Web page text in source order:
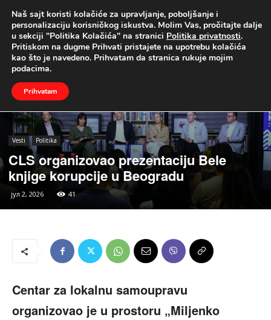
UŽIVO
Naslovna Vesti Politika
Vesti Politika
CLS organizovao prezentaciju Bele
knjige korupcije u Beogradu
јул 2, 2026 41
Centar za lokalnu samoupravu
organizovao je u prostoru „Miljenko
Naš sajt koristi kolačiće za upravljanje, poboljšanje i
personalizaciju korisničkog iskustva. Molim Vas, pročitajte dalje
u sekciji "Politika Kolačića" na stranici Politika privatnosti.
Pritiskom na dugme Prihvati pristajete na upotrebu kolačića
kao što je navedeno. Prihvatam da stranica rukuje mojim
podacima.
Prihvatam